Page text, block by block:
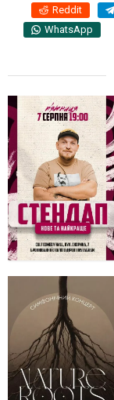
Reddit
WhatsApp